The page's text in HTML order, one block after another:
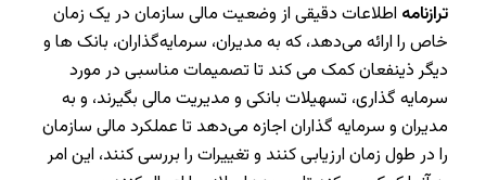
ترازنامه اطلاعات دقیقی از وضعیت مالی سازمان در یک زمان
خاص را ارائه می‌دهد، که به مدیران، سرمایه‌گذاران، بانک‌ ها و
دیگر ذینفعان کمک می‌ کند تا تصمیمات مناسبی در مورد
سرمایه‌ گذاری، تسهیلات بانکی و مدیریت مالی بگیرند، و به
مدیران و سرمایه ‌گذاران اجازه می‌دهد تا عملکرد مالی سازمان
را در طول زمان ارزیابی کنند و تغییرات را بررسی کنند، این امر